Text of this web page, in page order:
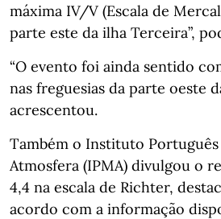
máxima IV/V (Escala de
parte este da ilha Terceira”,
“O evento foi ainda sentido
nas freguesias da parte oeste
acrescentou.
Também o Instituto
Atmosfera (IPMA) divulgou o
4,4 na escala de Richter,
acordo com a informação